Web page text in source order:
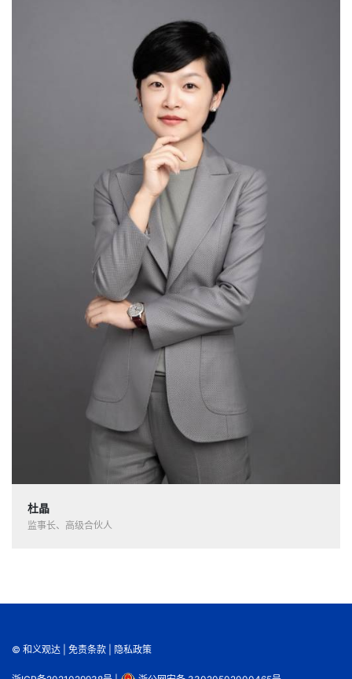
杜晶
监事长、高级合伙人
© 和义观达 | 免责条款 隐私政策